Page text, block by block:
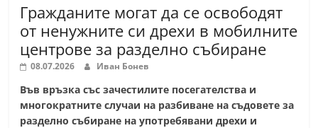
Гражданите могат да се освободят
от ненужните си дрехи в мобилните
центрове за разделно събиране
08.07.2026 Иван Бонев
Във връзка със зачестилите посегателства и
многократните случаи на разбиване на съдовете за
разделно събиране на употребявани дрехи и